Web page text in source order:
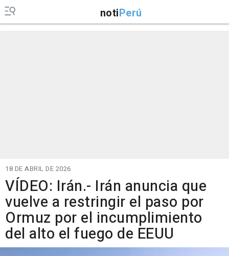
notiPerú
18 DE ABRIL DE 2026
VÍDEO: Irán.- Irán anuncia que
vuelve a restringir el paso por
Ormuz por el incumplimiento
del alto el fuego de EEUU